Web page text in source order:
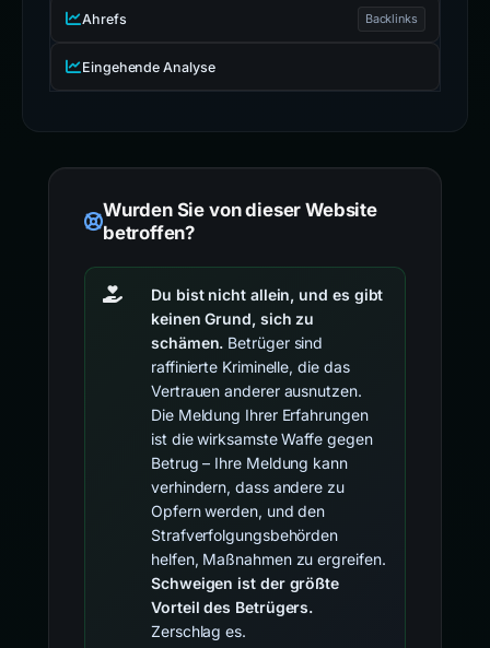
Ahrefs Backlinks
Eingehende Analyse
Wurden Sie von dieser Website
betroffen?
Du bist nicht allein, und es gibt
keinen Grund, sich zu
schämen. Betrüger sind
raffinierte Kriminelle, die das
Vertrauen anderer ausnutzen.
Die Meldung Ihrer Erfahrungen
ist die wirksamste Waffe gegen
Betrug – Ihre Meldung kann
verhindern, dass andere zu
Opfern werden, und den
Strafverfolgungsbehörden
helfen, Maßnahmen zu ergreifen.
Schweigen ist der größte
Vorteil des Betrügers.
Zerschlag es.